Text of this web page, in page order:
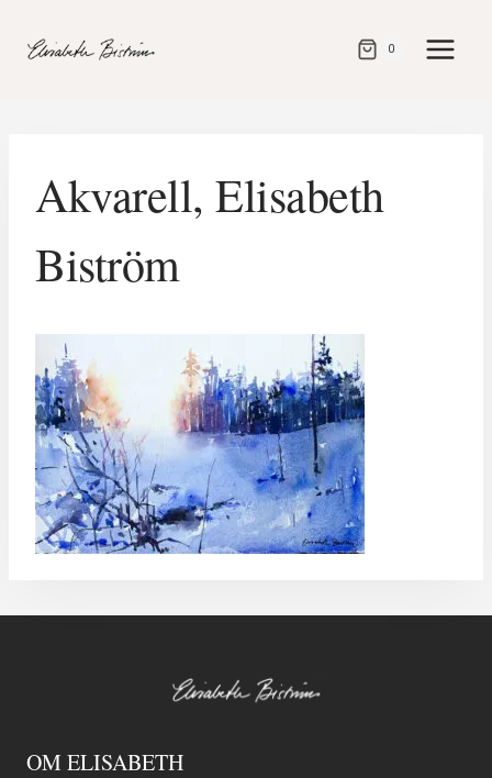
direkt
0
Akvarell, Elisabeth
Biström
OM ELISABETH